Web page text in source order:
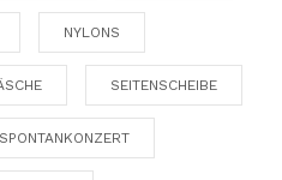
NYLONS
SEITENSCHEIBE
SPONTANKONZERT